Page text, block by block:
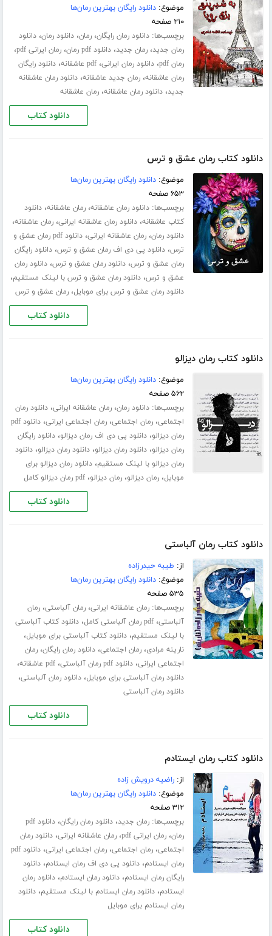
موضوع:دانلود رایگان بهترین رمان‌ها
۲۱۰ صفحه
برچسب‌ها:دانلود رمان رایگان،رمان،دانلود رمان،دانلود
رمان جدید،رمان جدید،دانلود pdf رمان ،رمان ایرانی pdf ،
رمان pdf ،دانلود رمان ایرانی،pdf عاشقانه ،دانلود رایگان
رمان عاشقانه،رمان جدید عاشقانه،دانلود رمان عاشقانه
جدید،دانلود رمان عاشقانه،رمان عاشقانه
دانلود کتاب
دانلود کتاب رمان عشق و ترس
موضوع:دانلود رایگان بهترین رمان‌ها
۶۵۳ صفحه
برچسب‌ها:دانلود رمان عاشقانه،رمان عاشقانه،دانلود
کتاب عاشقانه،دانلود رمان عاشقانه ایرانی،رمان عاشقانه،
دانلود رمان،رمان عاشقانه ایرانی،
دانلود pdf رمان عشق و
ترس،دانلود پی دی اف رمان عشق و ترس،دانلود رایگان
رمان عشق و ترس،دانلود رمان عشق و ترس،دانلود رمان
عشق و ترس،دانلود رمان عشق و ترس با لینک مستقیم،
دانلود رمان عشق و ترس برای موبایل،رمان عشق و ترس
دانلود کتاب
دانلود کتاب رمان دیزالو
موضوع:دانلود رایگان بهترین رمان‌ها
۵۶۲ صفحه
برچسب‌ها:دانلود رمان،رمان عاشقانه ایرانی،دانلود رمان
اجتماعی،رمان اجتماعی،رمان اجتماعی ایرانی،
دانلود pdf
رمان دیزالو،دانلود پی دی اف رمان دیزالو،دانلود رایگان
رمان دیزالو،دانلود رمان دیزالو،دانلود رمان دیزالو،دانلود
رمان دیزالو با لینک مستقیم،دانلود رمان دیزالو برای
موبایل،رمان دیزالو،رمان دیزالو،pdf رمان دیزالو کامل
دانلود کتاب
دانلود کتاب رمان آلباستی
از: طیبه حیدرزاده
موضوع:دانلود رایگان بهترین رمان‌ها
۵۳۵ صفحه
برچسب‌ها:رمان عاشقانه ایرانی،رمان آلباستی،رمان
آلباستی،pdf رمان آلباستی کامل ،دانلود کتاب آلباستی
با لینک مستقیم،دانلود کتاب آلباستی برای موبایل،
نارینه مرادی،رمان اجتماعی،دانلود رمان رایگان،رمان
اجتماعی ایرانی،دانلود pdf رمان آلباستی ،pdf عاشقانه ،
دانلود رمان آلباستی برای موبایل،دانلود رمان آلباستی،
دانلود رمان آلباستی
دانلود کتاب
دانلود کتاب رمان ایستادم
از:راضیه درویش زاده
موضوع:دانلود رایگان بهترین رمان‌ها
۳۱۲ صفحه
برچسب‌ها:رمان جدید،دانلود رمان رایگان،
دانلود pdf
رمان،رمان ایرانی pdf ،رمان عاشقانه ایرانی،دانلود رمان
اجتماعی،رمان اجتماعی،رمان اجتماعی ایرانی،
دانلود pdf
رمان ایستادم،دانلود پی دی اف رمان ایستادم،دانلود
رایگان رمان ایستادم،دانلود رمان ایستادم،دانلود رمان
ایستادم،دانلود رمان ایستادم با لینک مستقیم،دانلود
رمان ایستادم برای موبایل
دانلود کتاب